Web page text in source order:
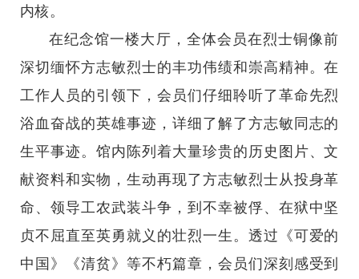
内核。
在纪念馆一楼大厅，全体会员在烈士铜像前
深切缅怀方志敏烈士的丰功伟绩和崇高精神。在
工作人员的引领下，会员们仔细聆听了革命先烈
浴血奋战的英雄事迹，详细了解了方志敏同志的
生平事迹。馆内陈列着大量珍贵的历史图片、文
献资料和实物，生动再现了方志敏烈士从投身革
命、领导工农武装斗争，到不幸被俘、在狱中坚
贞不屈直至英勇就义的壮烈一生。透过《可爱的
中国》《清贫》等不朽篇章，会员们深刻感受到